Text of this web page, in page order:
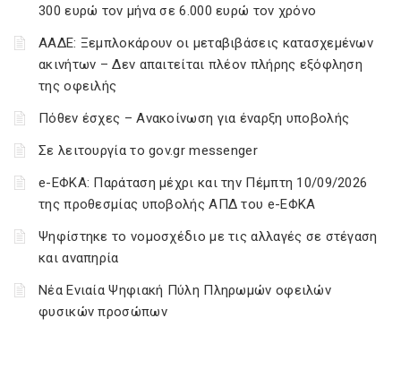
300 ευρώ τον μήνα σε 6.000 ευρώ τον χρόνο
ΑΑΔΕ: Ξεμπλοκάρουν οι μεταβιβάσεις κατασχεμένων
ακινήτων – Δεν απαιτείται πλέον πλήρης εξόφληση
της οφειλής
Πόθεν έσχες – Ανακοίνωση για έναρξη υποβολής
Σε λειτουργία το gov.gr messenger
e-ΕΦΚΑ: Παράταση μέχρι και την Πέμπτη 10/09/2026
της προθεσμίας υποβολής ΑΠΔ του e-ΕΦΚΑ
Ψηφίστηκε το νομοσχέδιο με τις αλλαγές σε στέγαση
και αναπηρία
Νέα Ενιαία Ψηφιακή Πύλη Πληρωμών οφειλών
φυσικών προσώπων